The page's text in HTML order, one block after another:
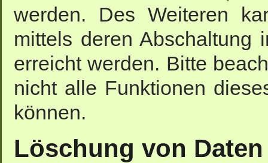
werden. Des Weiteren
mittels deren Abschaltung
erreicht werden. Bitte
nicht alle Funktionen
können.
Löschung von Daten